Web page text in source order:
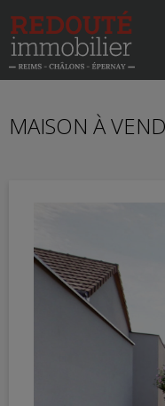
MAISON À